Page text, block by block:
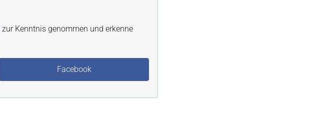
zur Kenntnis genommen und erkenne
Facebook